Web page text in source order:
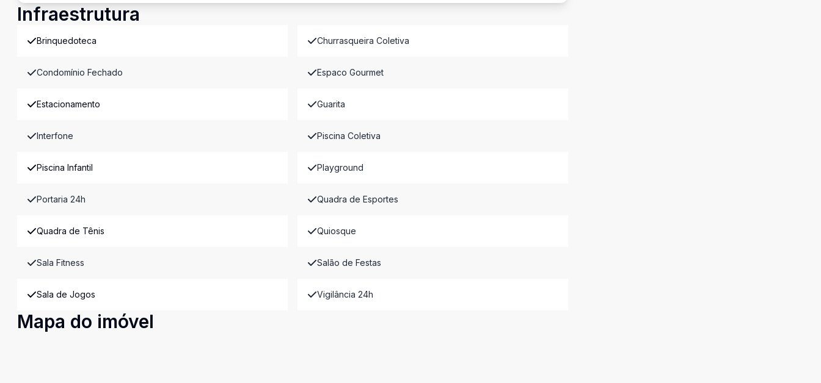
Infraestrutura
Brinquedoteca Churrasqueira Coletiva
Condomínio Fechado Espaco Gourmet
Estacionamento Guarita
Interfone Piscina Coletiva
Piscina Infantil Playground
Portaria 24h Quadra de Esportes
Quadra de Tênis Quiosque
Sala Fitness Salão de Festas
Sala de Jogos Vigilância 24h
Mapa do imóvel